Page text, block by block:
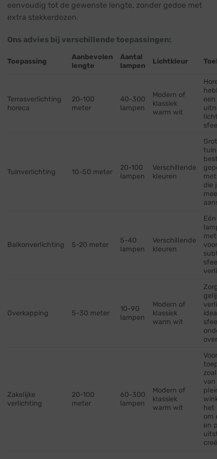
eenvoudig tot de gewenste lengte, zonder gedoe met
extra stekkerdozen.
Ons advies bij verschillende toepassingen:
Toepassing
Aanbevolen
lengte
Aantal
lampen
Lichtkleur
Terrasverlichting
horeca
20-100
meter
40-300
lampen
Modern of
klassiek
warm wit
Tuinverlichting 10-50 meter
20-100
lampen
Verschillende
kleuren
die
Balkonverlichting 5-20 meter
5-40
lampen
Verschillende
kleuren
Overkapping 5-30 meter
10-90
lampen
Modern of
klassiek
warm wit
Zakelijke
verlichting
20-100
meter
60-300
lampen
Modern of
klassiek
warm wit
het
om
en